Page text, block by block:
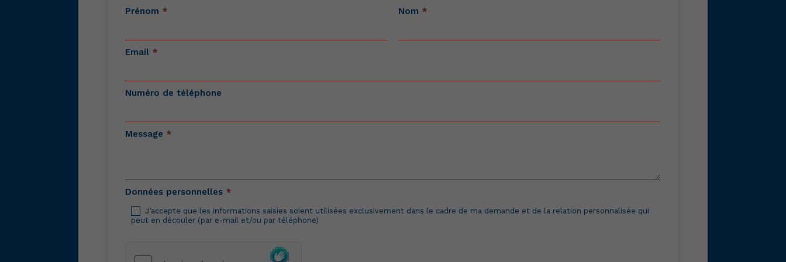
Contactez-
Prénom * Nom *
Email *
Numéro de téléphone
Message *
Données personnelles *
J’accepte que les informations saisies soient utilisées exclusivement dans le cadre de ma demande et de la relation personnalisée qui
peut en découler (par e-mail et/ou par téléphone)